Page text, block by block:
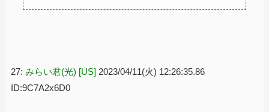
27: みらい君(光) [US] 2023/04/11(火) 12:26:35.86
ID:9C7A2x6D0